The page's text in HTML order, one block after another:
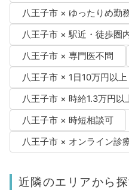
八王子市 × ゆったりめ勤
八王子市 × 駅近・徒歩圏
八王子市 × 専門医不問
八王子市 × 1日10万円以上
八王子市 × 時給1.3万円以
八王子市 × 時短相談可
八王子市 × オンライン診
近隣のエリアから